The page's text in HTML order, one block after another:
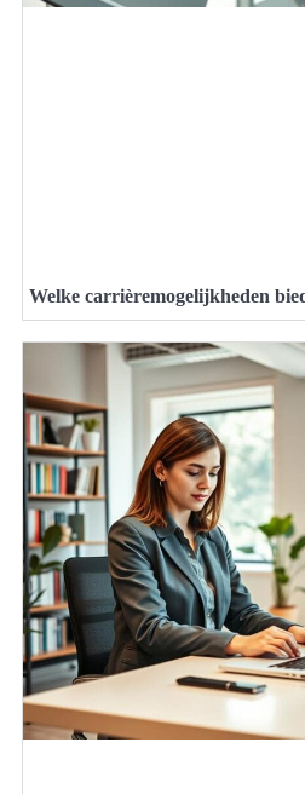
Welke carrièremogelijkheden